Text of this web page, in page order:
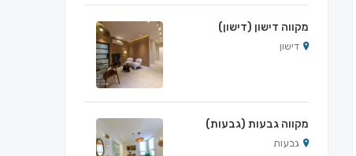
מקווה דישון (דישון)
דישון
מקווה גבעות (גבעות)
גבעות